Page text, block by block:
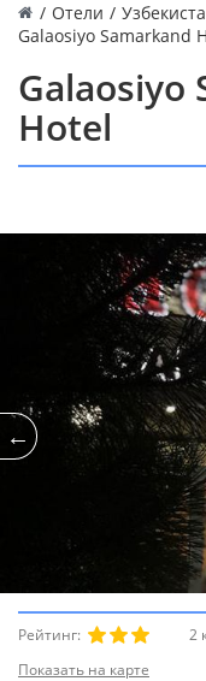
/ Отели /
Galaosiyo Samarkand
Galaosiyo
Hotel
Рейтинг: 2
Показать на карте